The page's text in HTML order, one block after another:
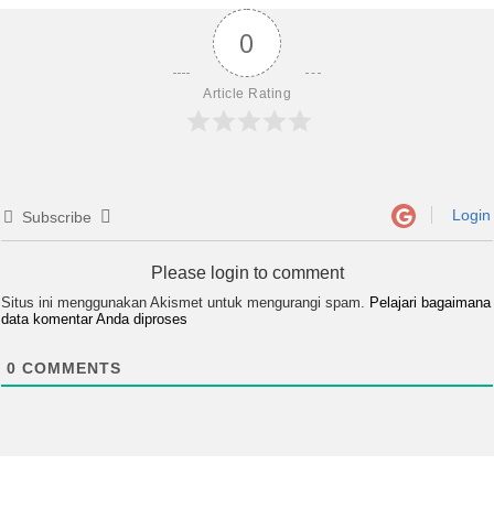
0
Article Rating
Subscribe Login
Please login to comment
Situs ini menggunakan Akismet untuk mengurangi spam. Pelajari bagaimana
data komentar Anda diproses
0 COMMENTS